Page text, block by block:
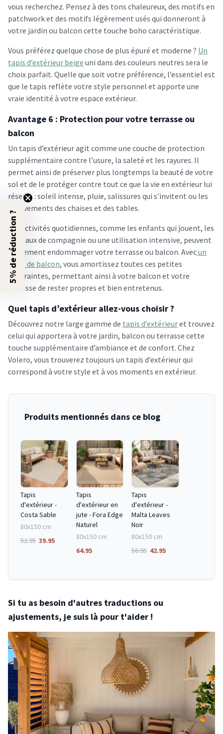
vous recherchez. Pensez à des tons chaleureux, des motifs en
patchwork et des motifs légèrement usés qui donneront à
votre jardin ou balcon cette touche boho caractéristique.
Vous préférez quelque chose de plus épuré et moderne ? Un
tapis d’extérieur beige uni dans des couleurs neutres sera le
choix parfait. Quelle que soit votre préférence, l’essentiel est
que le tapis reflète votre style personnel et apporte une
vraie identité à votre espace extérieur.
Avantage 6 : Protection pour votre terrasse ou
balcon
Un tapis d’extérieur agit comme une couche de protection
supplémentaire contre l’usure, la saleté et les rayures. Il
permet ainsi de préserver plus longtemps la beauté de votre
sol et de le protéger contre tout ce que la vie en extérieur lui
réserve : soleil intense, pluie, salissures qui s’invitent ou les
mouvements des chaises et des tables.
Les activités quotidiennes, comme les enfants qui jouent, les
animaux de compagnie ou une utilisation intensive, peuvent
également endommager votre terrasse ou balcon. Avecun
tapis de balcon, vous amortissez toutes ces petites
contraintes, permettant ainsi à votre balcon et votre
terrasse de rester propres et bien entretenus.
Quel tapis d’extérieur allez-vous choisir ?
Découvrez notre large gamme de tapis d’extérieuret trouvez
celui qui apportera à votre jardin, balcon ou terrasse cette
touche supplémentaire d’ambiance et de confort. Chez
Volero, vous trouverez toujours un tapis d’extérieur qui
correspond à votre style et à vos moments en extérieur.
Produits mentionnés dans ce blog
Tapis
d'extérieur -
Costa Sable
80x150 cm
52.95 39.95
Tapis
d'extérieur en
jute - Fora Edge
Naturel
80x150 cm
64.95
Tapis
d'extérieur -
Malta Leaves
Noir
80x150 cm
56.95 42.95
Si tu as besoin d'autres traductions ou
ajustements, je suis là pour t'aider !
5% de réduction ?